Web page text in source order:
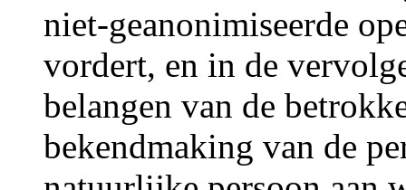
niet-geanonimiseerde
vordert, en in de
belangen van de
bekendmaking van de